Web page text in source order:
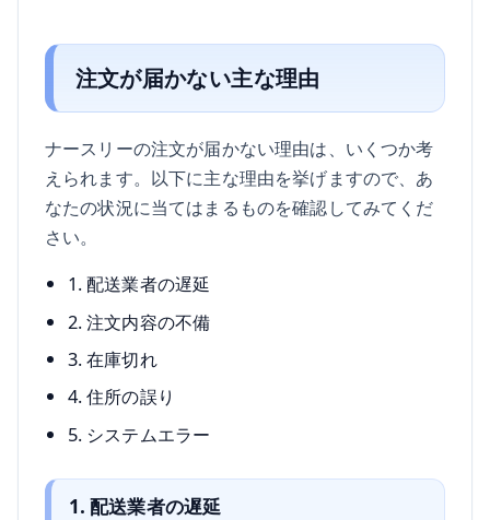
注文が届かない主な理由
ナースリーの注文が届かない理由は、いくつか考
えられます。以下に主な理由を挙げますので、あ
なたの状況に当てはまるものを確認してみてくだ
さい。
1. 配送業者の遅延
2. 注文内容の不備
3. 在庫切れ
4. 住所の誤り
5. システムエラー
1. 配送業者の遅延